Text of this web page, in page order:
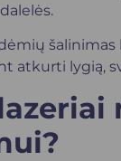
šalinimas
atkurti lygią,